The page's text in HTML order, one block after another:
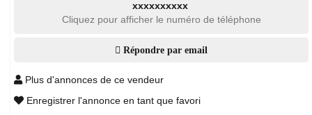
xxxxxxxxxx
Cliquez pour afficher le numéro de téléphone
Répondre par email
Plus d'annonces de ce vendeur
Enregistrer l'annonce en tant que favori